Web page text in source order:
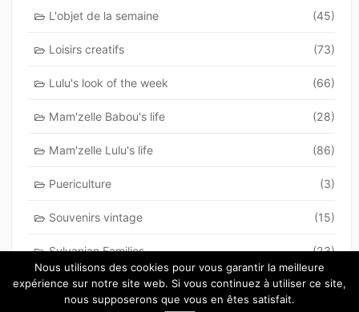
L'objet de la semaine (45)
Loisirs creatifs (73)
Lulu's look of the week (66)
Mam'zelle Babou's life (28)
Mam'zelle Lulu's life (86)
Puericulture (3)
Souvenirs vintage (15)
Sylvanian Families (23)
Top cinq (44)
Nous utilisons des cookies pour vous garantir la meilleure
expérience sur notre site web. Si vous continuez à utiliser ce site,
nous supposerons que vous en êtes satisfait.